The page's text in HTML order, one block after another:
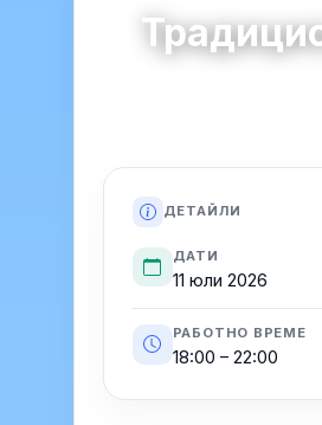
ДЕТАЙЛИ
ДАТИ
11 юли 2026
РАБОТНО ВРЕМЕ
18:00 – 22:00